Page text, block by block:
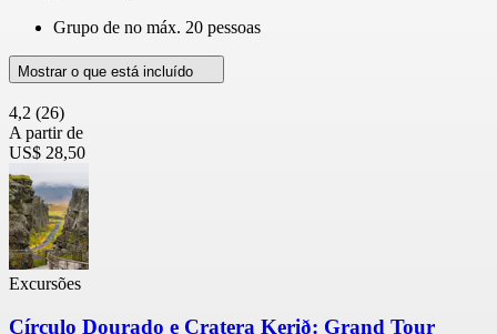
Grupo de no máx. 20 pessoas
Mostrar o que está incluído
4,2 (26)
A partir de
US$ 28,50
Excursões
Círculo Dourado e Cratera Kerið: Grand Tour